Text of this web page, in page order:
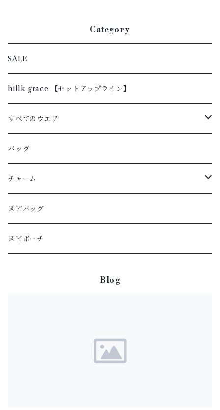
Category
SALE
hillk grace 【セットアップライン】
すべてのウエア
レザージャケット
コート・アウター・ブルゾン
ニット
カーディガン
バッグ
チャーム
バッグチャーム
ヌビバッグ
ヌビポーチ
Blog